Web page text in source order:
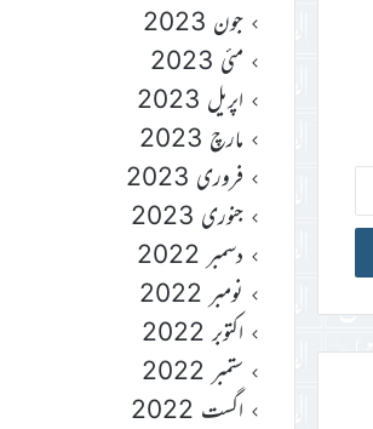
جون 2023
مئی 2023
اپریل 2023
مارچ 2023
فروری 2023
جنوری 2023
دسمبر 2022
نومبر 2022
اکتوبر 2022
ستمبر 2022
اگست 2022